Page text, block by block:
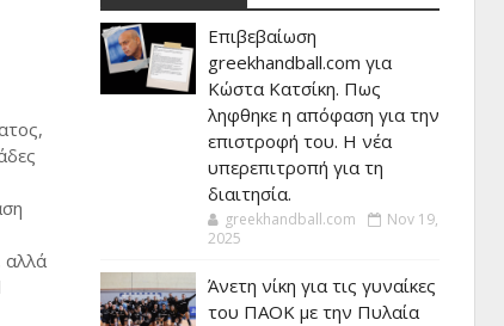
αλλά
Επιβεβαίωση
greekhandball.com για
Κώστα Κατσίκη. Πως
ληφθηκε η απόφαση για την
επιστροφή του. Η νέα
υπερεπιτροπή για τη
διαιτησία.
greekhandball.com
Nov 19,
2025
Άνετη νίκη για τις γυναίκες
του ΠΑΟΚ με την Πυλαία